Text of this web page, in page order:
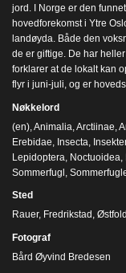
jord. I Norge er den
hovedforekomst i Ytre
landøyda. Både den
de er giftige. De har
forklarer at de lokalt kan
flyr i juni-juli, og er
Nøkkelord
(en) Animalia Arctiinae
Erebidae Insecta Insekter
Lepidoptera Noctuoidea
Sommerfugl
Sted
Rauer, Fredrikstad,
Fotograf
Bård Øyvind Bredesen